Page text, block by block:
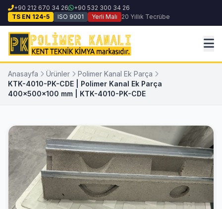
+90 212 670 34 26
+90 532 300 34 26
TS EN 124-5
ISO 9001 Yerli Malı 20 Yıllık Tecrübe
Anasayfa Ürünler
Polimer Kanal Ek Parça
KTK-4010-PK-CDE | Polimer Kanal Ek Parça
400x500x100 mm | KTK-4010-PK-CDE